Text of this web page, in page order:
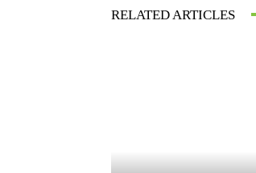
RELATED ARTICLES